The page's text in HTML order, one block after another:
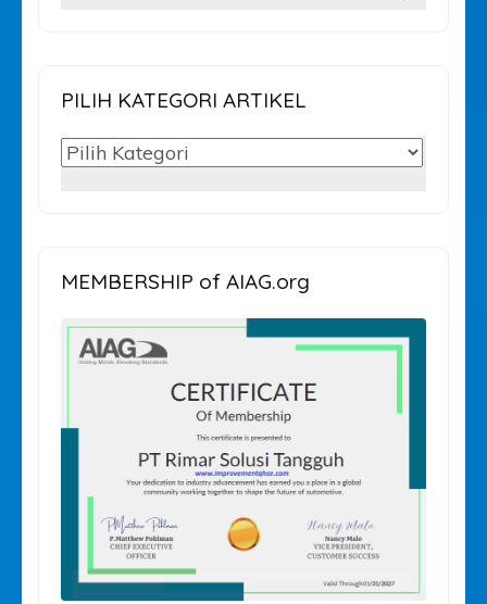
PILIH KATEGORI ARTIKEL
PILIH
MEMBERSHIP of AIAG.org